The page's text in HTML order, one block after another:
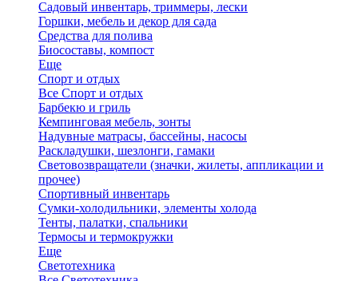
Садовый инвентарь, триммеры, лески
Горшки, мебель и декор для сада
Средства для полива
Биосоставы, компост
Еще
Спорт и отдых
Все Спорт и отдых
Барбекю и гриль
Кемпинговая мебель, зонты
Надувные матрасы, бассейны, насосы
Раскладушки, шезлонги, гамаки
Световозвращатели (значки, жилеты, аппликации и
прочее)
Спортивный инвентарь
Сумки-холодильники, элементы холода
Тенты, палатки, спальники
Термосы и термокружки
Еще
Светотехника